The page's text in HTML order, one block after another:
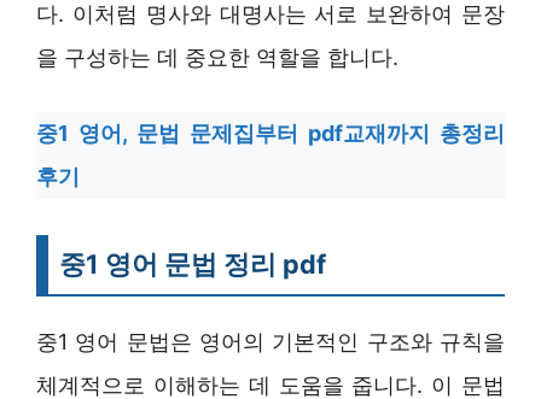
다. 이처럼 명사와 대명사는 서로 보완하여 문장
을 구성하는 데 중요한 역할을 합니다.
중1 영어, 문법 문제집부터 pdf교재까지 총정리
후기
중1 영어 문법 정리 pdf
중1 영어 문법은 영어의 기본적인 구조와 규칙을
체계적으로 이해하는 데 도움을 줍니다. 이 문법